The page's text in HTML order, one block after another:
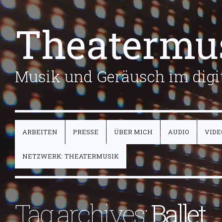
Musik und Geräusch im
ARBEITEN PRESSE ÜBER MICH AUDIO
NETZWERK: THEATERMUSIK
Tag archives:Ballet